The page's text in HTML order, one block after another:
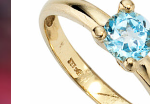
Valentinstag
Valentinstag 2016
Valentinstag Geschenke